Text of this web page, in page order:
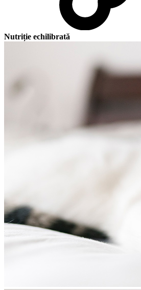
Nutriție echilibrată